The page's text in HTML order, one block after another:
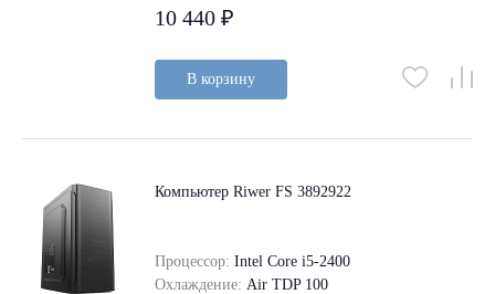
10 440 ₽
В корзину
Компьютер Riwer FS 3892922
Процессор: Intel Core i5-2400
Охлаждение: Air TDP 100